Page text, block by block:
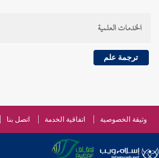
الخدمات العلمية
ترجمة علم
وثيقة الخصوصية اتفاقية الخدمة اتصل بنا